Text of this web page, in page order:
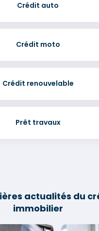
Crédit auto
Crédit moto
Crédit renouvelable
Prêt travaux
actualités du
immobilier